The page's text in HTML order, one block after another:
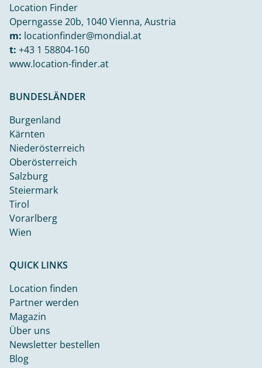
Location Finder
Operngasse 20b, 1040 Vienna, Austria
m: locationfinder@mondial.at
t: +43 1 58804-160
www.location-finder.at
BUNDESLÄNDER
Burgenland
Kärnten
Niederösterreich
Oberösterreich
Salzburg
Steiermark
Tirol
Vorarlberg
Wien
QUICK LINKS
Location finden
Partner werden
Magazin
Über uns
Newsletter bestellen
Blog